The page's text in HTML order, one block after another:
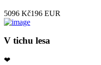
5096 Kč196 EUR
V tichu lesa
❤